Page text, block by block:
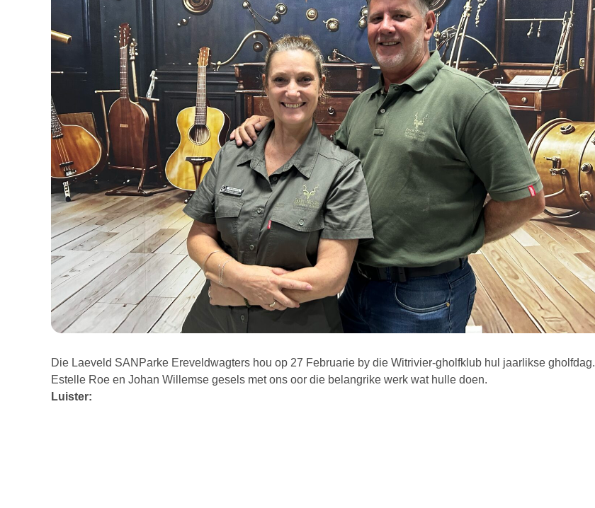
Die Laeveld SANParke Ereveldwagters hou op 27 Februarie by die Witrivier-gholfklub hul jaarlikse gholfdag.
Estelle Roe en Johan Willemse gesels met ons oor die belangrike werk wat hulle doen.
Luister: